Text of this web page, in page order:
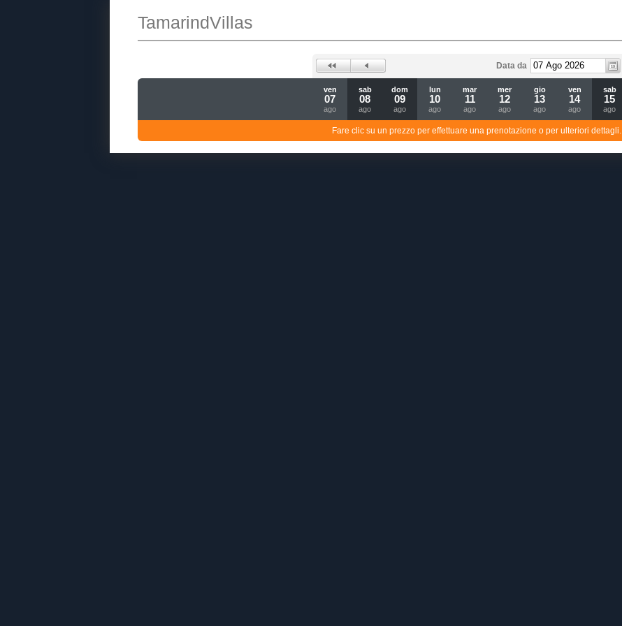
TamarindVillas
Data da
ven
07
ago
sab
08
ago
dom
09
ago
lun
10
ago
mar
11
ago
mer
12
ago
gio
13
ago
ven
14
ago
sab
15
ago
Fare clic su un prezzo per effettuare una prenotazione o per ulteriori dettagli.